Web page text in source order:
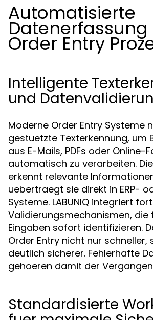
Automatisierte
Datenerfassung
Order Entry
Intelligente
und
Moderne Order Entry Systeme
gestuetzte Texterkennung, um
aus E-Mails, PDFs oder Online-
automatisch zu verarbeiten.
erkennt relevante
uebertraegt sie direkt in ERP-
Systeme. LABUNIQ integriert
Validierungsmechanismen, die
Eingaben sofort identifizieren.
Order Entry nicht nur schneller,
deutlich sicherer. Fehlerhafte
gehoeren damit der
Standardisierte